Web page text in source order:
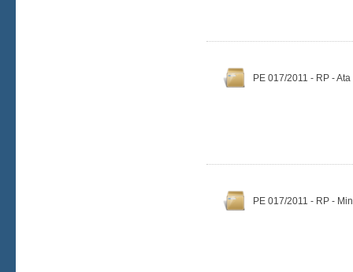
PE 017/2011 - RP -
PE 017/2011 - RP -